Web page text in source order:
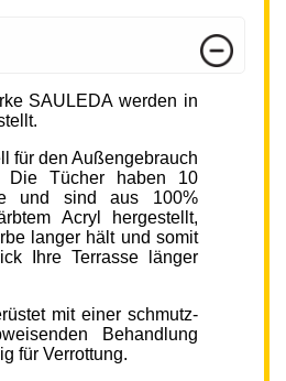
SAULEDA werden in
für den Außengebrauch
Die Tücher haben 10
und sind aus 100%
Acryl hergestellt,
langer hält und somit
Ihre Terrasse länger
mit einer schmutz-
Behandlung
für Verrottung.